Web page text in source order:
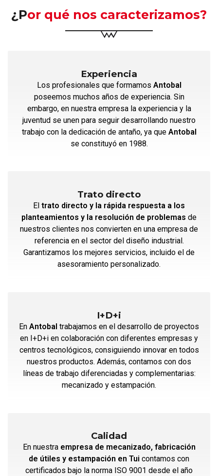
¿Por qué nos caracterizamos?
Experiencia
Los profesionales que formamos Antobal
poseemos muchos años de experiencia. Sin
embargo, en nuestra empresa la experiencia y la
juventud se unen para seguir desarrollando nuestro
trabajo con la dedicación de antaño, ya que Antobal
se constituyó en 1988.
Trato directo
El trato directo y la rápida respuesta a los
planteamientos y la resolución de problemas de
nuestros clientes nos convierten en una empresa de
referencia en el sector del diseño industrial.
Garantizamos los mejores servicios, incluido el de
asesoramiento personalizado.
I+D+i
En Antobal trabajamos en el desarrollo de proyectos
en I+D+i en colaboración con diferentes empresas y
centros tecnológicos, consiguiendo innovar en todos
nuestros productos. Además, contamos con dos
líneas de trabajo diferenciadas y complementarias:
mecanizado y estampación.
Calidad
En nuestra empresa de mecanizado, fabricación
de útiles y estampación en Tui contamos con
certificados bajo la norma ISO 9001 desde el año